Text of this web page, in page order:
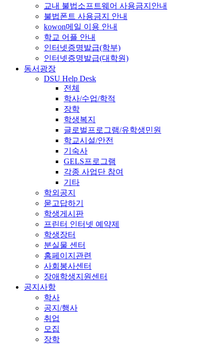
교내 불법소프트웨어 사용금지안내
불법폰트 사용금지 안내
kowon메일 이용 안내
학교 어플 안내
인터넷증명발급(학부)
인터넷증명발급(대학원)
동서광장
DSU Help Desk
전체
학사/수업/학적
장학
학생복지
글로벌프로그램/유학생민원
학교시설/안전
기숙사
GELS프로그램
각종 사업단 참여
기타
학외공지
묻고답하기
학생게시판
프린터 인터넷 예약제
학생장터
분실물 센터
홈페이지관련
사회봉사센터
장애학생지원센터
공지사항
학사
공지/행사
취업
모집
장학